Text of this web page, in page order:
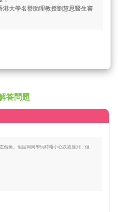
大學名譽助理教授劉慧思醫生審
答問題
個角。佢話同同學玩時唔小心跌親撞到，但